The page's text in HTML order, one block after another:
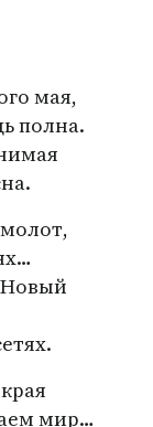
мая,
полна.
мир…